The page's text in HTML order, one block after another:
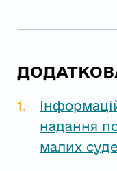
надання
малих